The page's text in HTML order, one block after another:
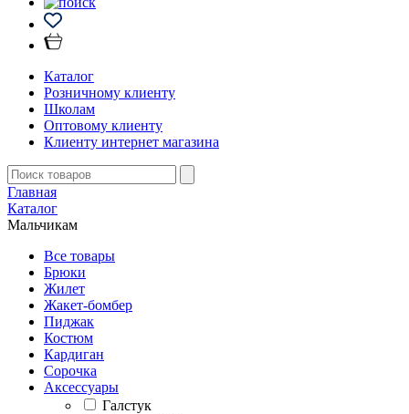
Каталог
Розничному клиенту
Школам
Оптовому клиенту
Клиенту интернет магазина
Главная
Каталог
Мальчикам
Все товары
Брюки
Жилет
Жакет-бомбер
Пиджак
Костюм
Кардиган
Сорочка
Аксессуары
Галстук